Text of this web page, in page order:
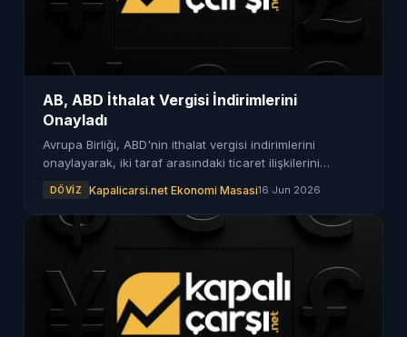
AB, ABD İthalat Vergisi İndirimlerini
Onayladı
Avrupa Birliği, ABD'nin ithalat vergisi indirimlerini
onaylayarak, iki taraf arasındaki ticaret ilişkilerini
DÖVIZ Kapalicarsi.net Ekonomi Masasi16 Jun 2026